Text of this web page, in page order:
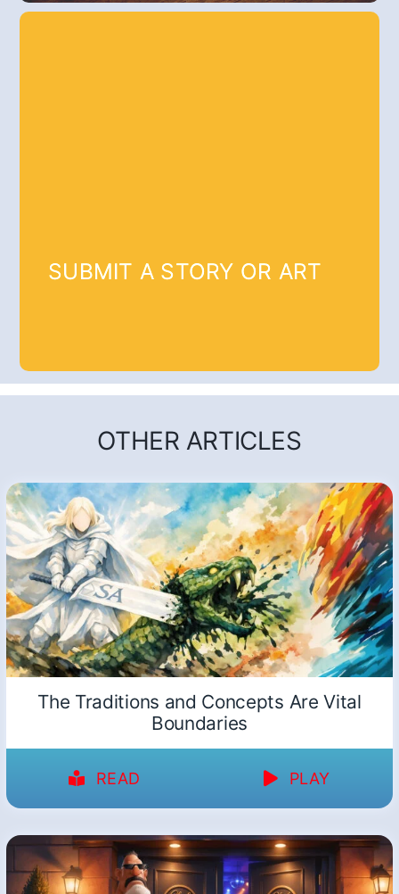
SUBMIT A STORY OR ART
OTHER ARTICLES
The Traditions and Concepts Are Vital
Boundaries
READ PLAY